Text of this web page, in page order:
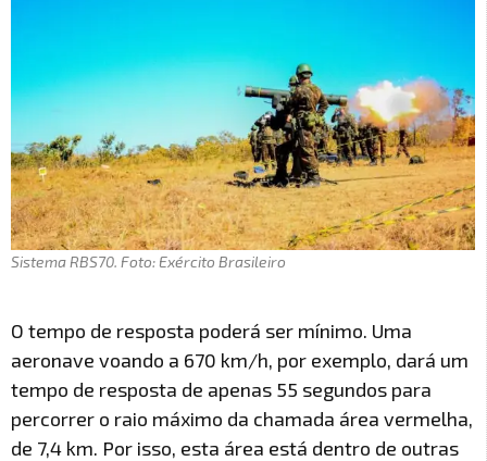
Sistema RBS70. Foto: Exército Brasileiro
O tempo de resposta poderá ser mínimo. Uma
aeronave voando a 670 km/h, por exemplo, dará um
tempo de resposta de apenas 55 segundos para
percorrer o raio máximo da chamada área vermelha,
de 7,4 km. Por isso, esta área está dentro de outras